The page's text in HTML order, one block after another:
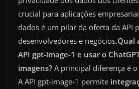
crucial para aplicações
dados é um pilar da oferta da API
desenvolvedores e negócios.Qual
API gpt-image-1 e usar o
imagens? A principal diferença é
A API gpt-image-1 permite